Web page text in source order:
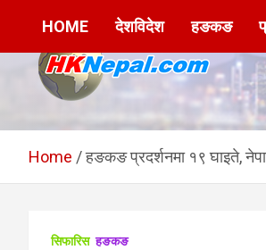
HKNepal.com –
हङकङबाट
नेपाली अनलाईन
hknepal, hknepal.com, hk nepal, hk nepal
HOME देशविदेश हङकङ
Home हङकङ प्रदर्शनमा १९ घाइते,
सिफारिस हङकङ